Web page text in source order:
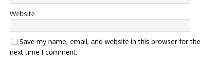
Website
Save my name, email, and website in this browser for the
next time I comment.